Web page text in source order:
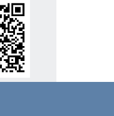
件;(三)学历
业证、学
试证书、职
复印件);
1张。注:
仅用于招聘